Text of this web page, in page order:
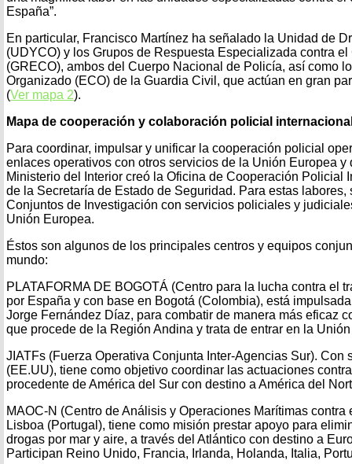
España”.
En particular, Francisco Martínez ha señalado la Unidad de
(UDYCO) y los Grupos de Respuesta Especializada contra
(GRECO), ambos del Cuerpo Nacional de Policía, así como
Organizado (ECO) de la Guardia Civil, que actúan en gran
(Ver mapa 2).
Mapa de cooperación y colaboración policial
Para coordinar, impulsar y unificar la cooperación policial
enlaces operativos con otros servicios de la Unión Europea y
Ministerio del Interior creó la Oficina de Cooperación Policial
de la Secretaría de Estado de Seguridad. Para estas
Conjuntos de Investigación con servicios policiales y
Unión Europea.
Éstos son algunos de los principales centros y equipos
mundo:
PLATAFORMA DE BOGOTÁ (Centro para la lucha contra el
por España y con base en Bogotá (Colombia), está
Jorge Fernández Díaz, para combatir de manera más eficaz
que procede de la Región Andina y trata de entrar en la
JIATFs (Fuerza Operativa Conjunta Inter-Agencias Sur). Con
(EE.UU), tiene como objetivo coordinar las actuaciones
procedente de América del Sur con destino a América del
MAOC-N (Centro de Análisis y Operaciones Marítimas contra
Lisboa (Portugal), tiene como misión prestar apoyo para
drogas por mar y aire, a través del Atlántico con destino a
Participan Reino Unido, Francia, Irlanda, Holanda, Italia,